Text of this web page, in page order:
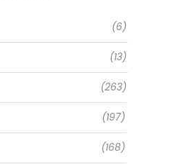
(6)
(13)
(263)
(197)
(168)